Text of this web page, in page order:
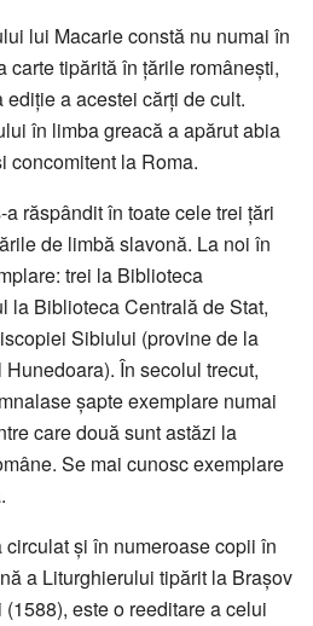
lui Macarie constă nu numai în
carte tipărită în țările românești,
a acestei cărți de cult.
în limba greacă a apărut abia
concomitent la Roma.
răspândit în toate cele trei țări
de limbă slavonă. La noi în
trei la Biblioteca
la Biblioteca Centrală de Stat,
Sibiului (provine de la
În secolul trecut,
șapte exemplare numai
care două sunt astăzi la
Se mai cunosc exemplare
și în numeroase copii în
a Liturghierului tipărit la Brașov
este o reeditare a celui